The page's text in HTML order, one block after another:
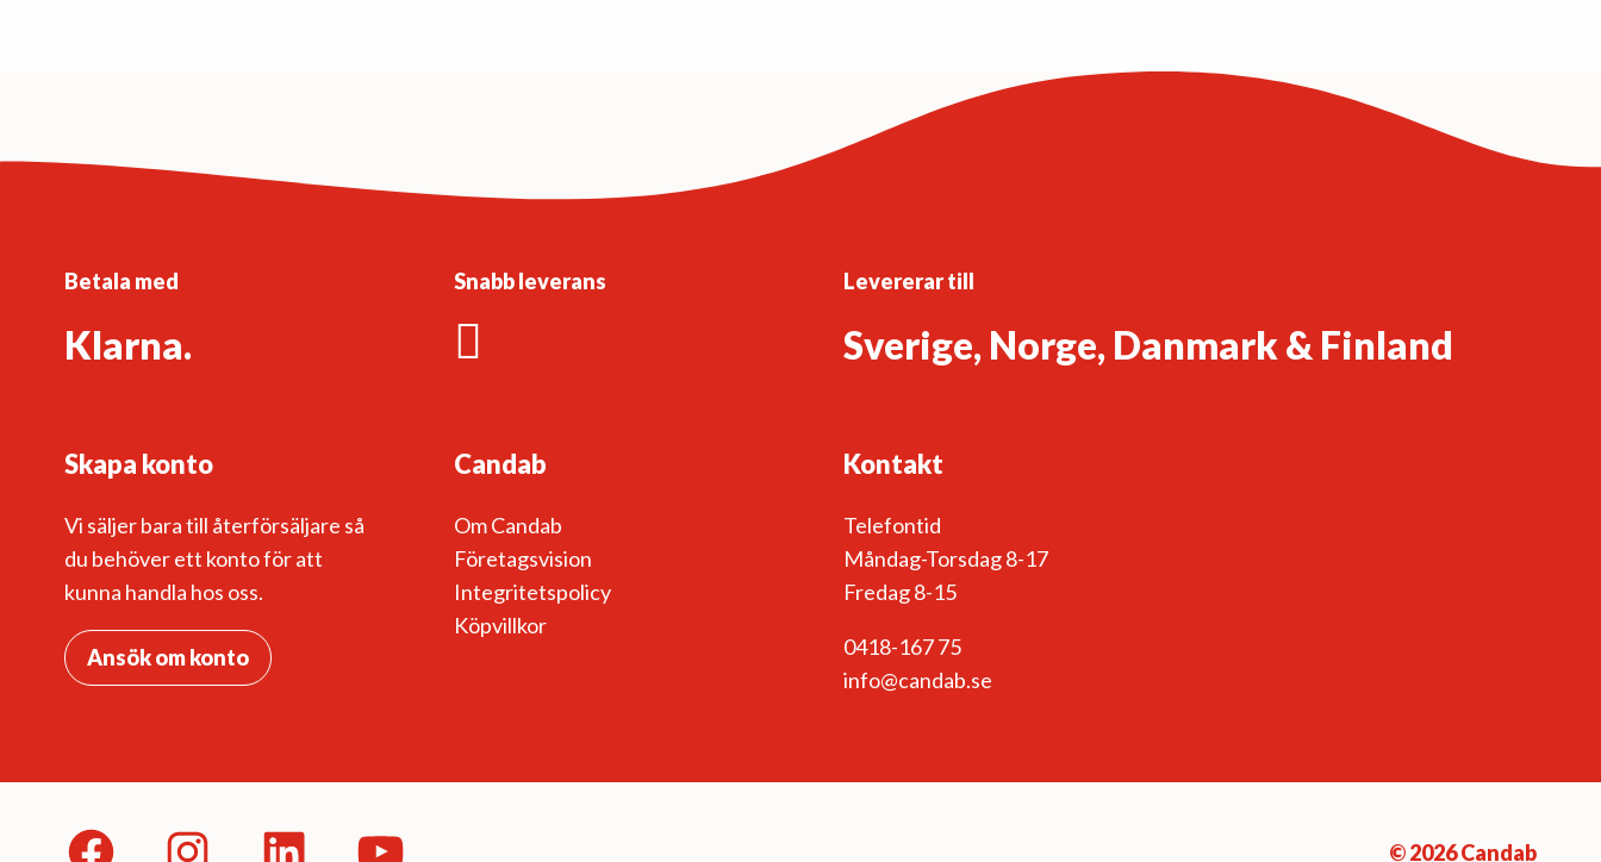
Skapa konto
Vi säljer bara till återförsäljare så
du behöver ett konto för att
kunna handla hos oss.
Ansök om konto
Candab
Om Candab
Företagsvision
Integritetspolicy
Köpvillkor
Kontakt
Telefontid
Måndag-Torsdag 8-17
Fredag 8-15
0418-167 75
info@candab.se
Betala med
Klarna.
Snabb leverans Levererar till
Sverige, Norge, Danmark & Finland
FacebookInstagramLinkedInYouTube © 2026 Candab